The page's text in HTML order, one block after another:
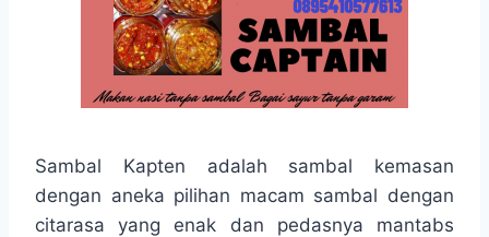
Sambal Kapten adalah sambal kemasan
dengan aneka pilihan macam sambal dengan
citarasa yang enak dan pedasnya mantabs